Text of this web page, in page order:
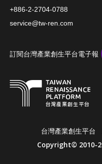
+886-2-2704-0788
service@tw-ren.com
訂閱台灣產業創生平台電子報
台灣產業創生平台
Copyright© 2010-